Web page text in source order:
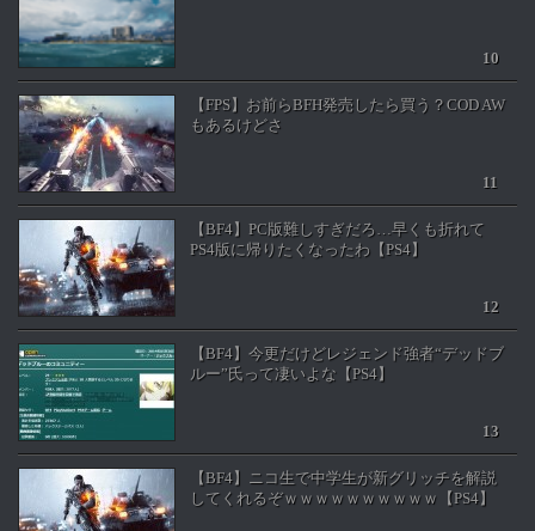
【FPS】お前らBFH発売したら買う？COD AW
もあるけどさ
【BF4】PC版難しすぎだろ…早くも折れて
PS4版に帰りたくなったわ【PS4】
【BF4】今更だけどレジェンド強者“デッドブ
ルー”氏って凄いよな【PS4】
【BF4】ニコ生で中学生が新グリッチを解説
してくれるぞｗｗｗｗｗｗｗｗｗｗ【PS4】